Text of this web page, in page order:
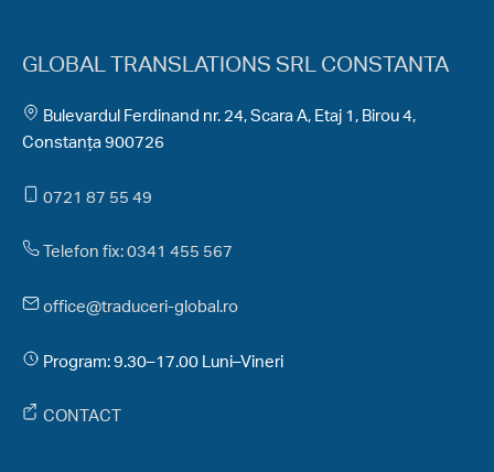
GLOBAL TRANSLATIONS SRL CONSTANTA
Bulevardul Ferdinand nr. 24, Scara A, Etaj 1, Birou 4,
Constanța 900726
0721 87 55 49
Telefon fix: 0341 455 567
office@traduceri-global.ro
Program: 9.30–17.00 Luni–Vineri
CONTACT